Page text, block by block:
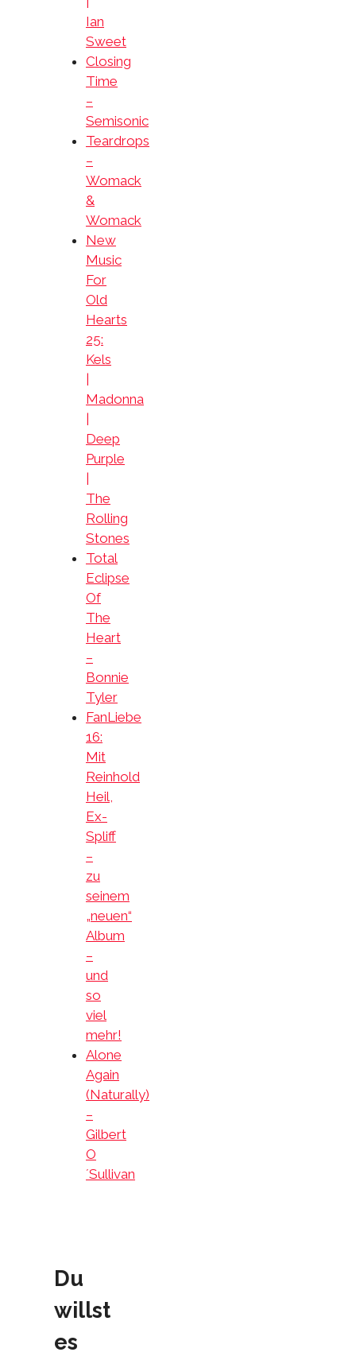
Ian
Sweet
Closing
Time
–
Semisonic
Teardrops
–
Womack
&
Womack
New
Music
For
Old
Hearts
25:
Kels
Madonna
Deep
Purple
The
Rolling
Stones
Total
Eclipse
Of
The
Heart
–
Bonnie
Tyler
FanLiebe
16:
Mit
Reinhold
Heil,
Ex-
Spliff
–
zu
seinem
„neuen“
Album
–
und
so
viel
mehr!
Alone
Again
(Naturally)
–
Gilbert
O
´Sullivan
Du
willst
es